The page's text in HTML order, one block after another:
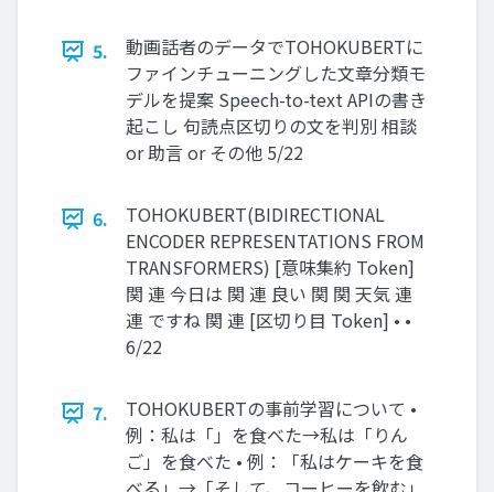
5.
動画話者のデータでTOHOKUBERTに
ファインチューニングした文章分類モ
デルを提案 Speech-to-text APIの書き
起こし 句読点区切りの文を判別 相談
or 助言 or その他 5/22
6.
TOHOKUBERT(BIDIRECTIONAL
ENCODER REPRESENTATIONS FROM
TRANSFORMERS) [意味集約 Token]
関 連 今日は 関 連 良い 関 関 天気 連
連 ですね 関 連 [区切り目 Token] • •
6/22
7.
TOHOKUBERTの事前学習について •
例：私は「」を食べた→私は「りん
ご」を食べた • 例：「私はケーキを食